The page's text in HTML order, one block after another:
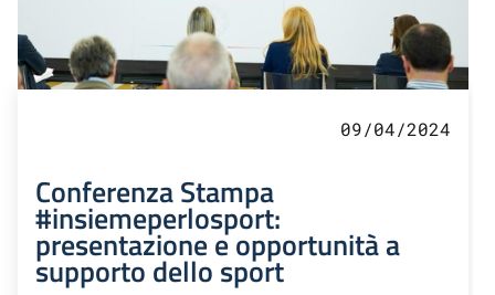
09/04/2024
Conferenza Stampa
#insiemeperlosport:
presentazione e opportunità a
supporto dello sport